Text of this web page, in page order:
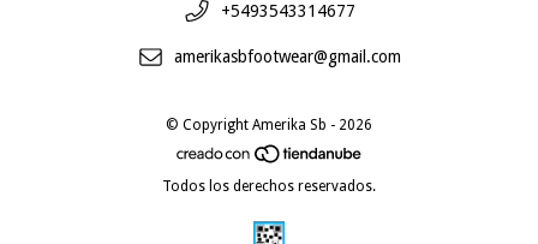
+5493543314677
amerikasbfootwear@gmail.com
© Copyright Amerika Sb - 2026
Todos los derechos reservados.